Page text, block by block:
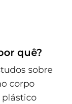
quê?
sobre
corpo